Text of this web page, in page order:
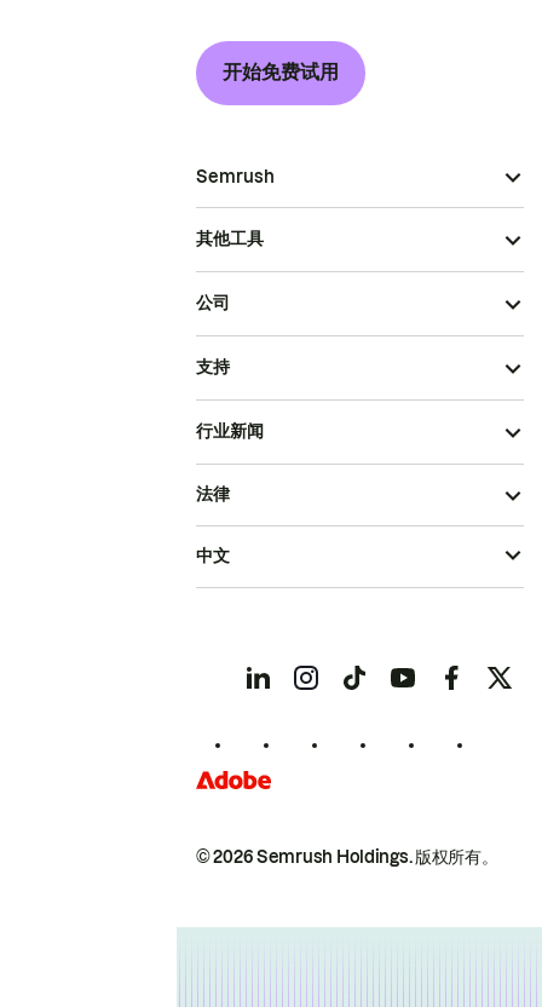
开始免费试用
Semrush
其他工具
公司
支持
行业新闻
© 2026 Semrush Holdings.版权所有。
法律
中文